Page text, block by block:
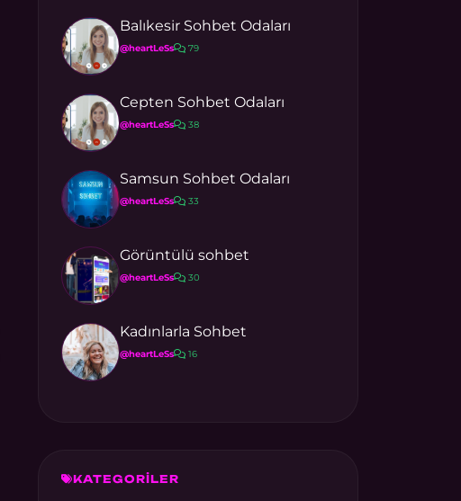
Balıkesir Sohbet Odaları
@heartLeSs 79
Cepten Sohbet Odaları
@heartLeSs 38
Samsun Sohbet Odaları
@heartLeSs 33
Görüntülü sohbet
@heartLeSs 30
Kadınlarla Sohbet
@heartLeSs 16
KATEGORİLER